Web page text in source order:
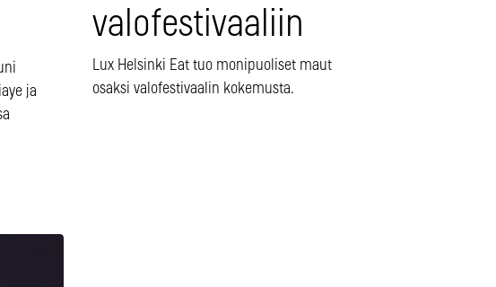
ja
valofestivaaliin
Lux Helsinki Eat tuo monipuoliset maut
osaksi valofestivaalin kokemusta.